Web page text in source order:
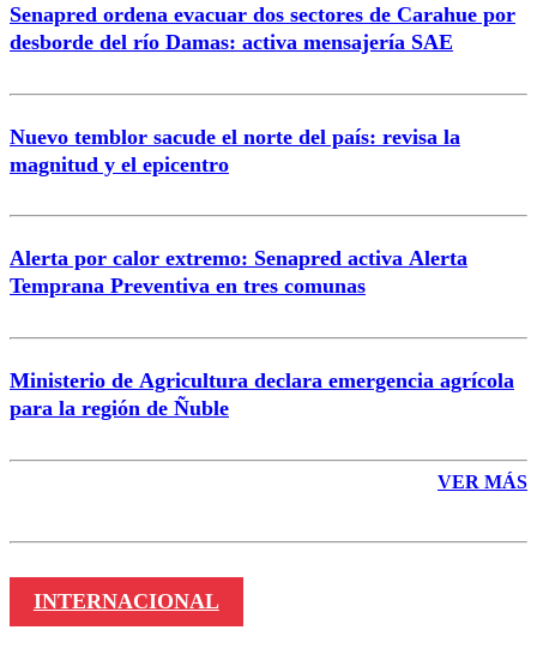
Correo
Senapred ordena evacuar dos sectores de Carahue por
desborde del río Damas: activa mensajería SAE
Nuevo temblor sacude el norte del país: revisa la
magnitud y el epicentro
Alerta por calor extremo: Senapred activa Alerta
Temprana Preventiva en tres comunas
Ministerio de Agricultura declara emergencia agrícola
para la región de Ñuble
VER MÁS
INTERNACIONAL